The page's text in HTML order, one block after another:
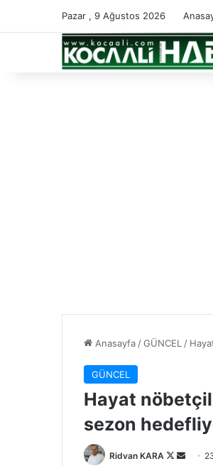
Pazar , 9 Ağustos 2026
Anasayfa /GÜNCEL /
GÜNCEL
Hayat
sezon
Ridvan KARA
Follow
Bir